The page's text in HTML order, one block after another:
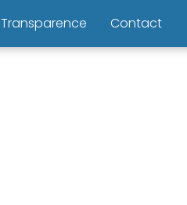
Transparence Contact